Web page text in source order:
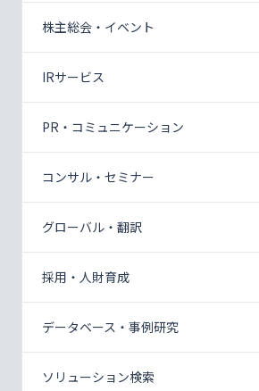
株主総会・イベント
IRサービス
PR・コミュニケーション
コンサル・セミナー
グローバル・翻訳
採用・人財育成
データベース・事例研究
ソリューション検索